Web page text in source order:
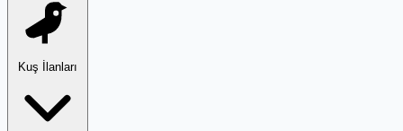
Kuş İlanları